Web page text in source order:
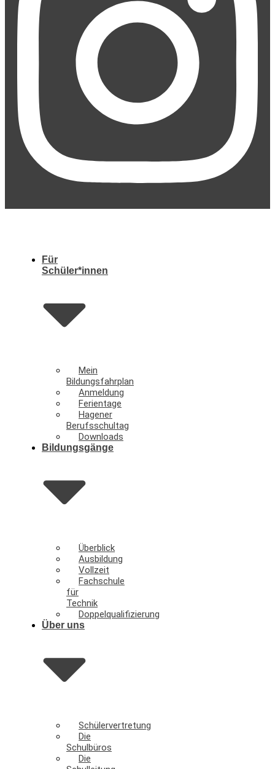
Für
Schüler*innen
Mein
Bildungsfahrplan
Anmeldung
Ferientage
Hagener
Berufsschultag
Downloads
Bildungsgänge
Überblick
Ausbildung
Vollzeit
Fachschule
für
Technik
Doppelqualifizierung
Über uns
Schülervertretung
Die
Schulbüros
Die